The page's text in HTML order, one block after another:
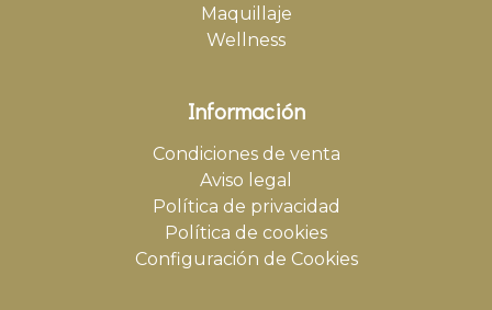
Maquillaje
Wellness
Información
Condiciones de venta
Aviso legal
Política de privacidad
Política de cookies
Configuración de Cookies